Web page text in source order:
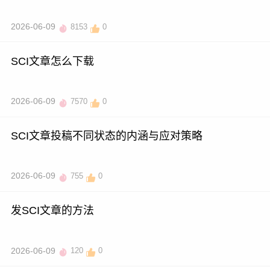
2026-06-09 8153 0
SCI文章怎么下载
2026-06-09 7570 0
SCI文章投稿不同状态的内涵与应对策略
2026-06-09 755 0
发SCI文章的方法
2026-06-09 120 0